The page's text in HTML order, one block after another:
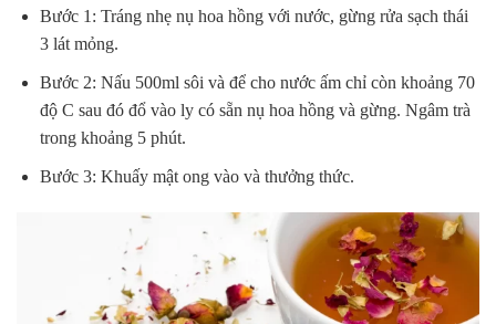
Bước 1: Tráng nhẹ nụ hoa hồng với nước, gừng rửa sạch thái
3 lát mỏng.
Bước 2: Nấu 500ml sôi và để cho nước ấm chỉ còn khoảng 70
độ C sau đó đổ vào ly có sẵn nụ hoa hồng và gừng. Ngâm trà
trong khoảng 5 phút.
Bước 3: Khuấy mật ong vào và thưởng thức.